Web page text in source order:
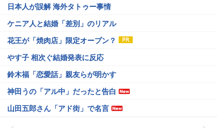
日本人が誤解 海外タトゥー事情
ケニア人と結婚「差別」のリアル
花王が「焼肉店」限定オープン？
やす子 相次ぐ結婚発表に反応
鈴木福「恋愛話」親友らが明かす
神田うの「アル中」だったと告白
山田五郎さん「アド街」で名言